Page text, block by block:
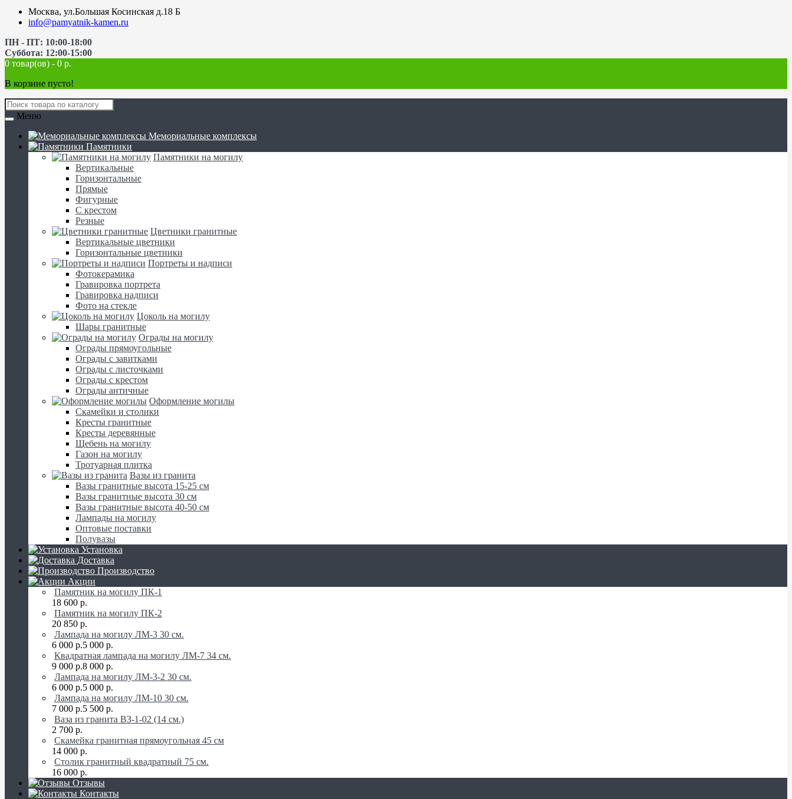
Москва, ул.Большая Косинская д.18 Б
info@pamyatnik-kamen.ru
ПН - ПТ: 10:00-18:00
Суббота: 12:00-15:00
0 товар(ов) - 0 р.
В корзине пусто!
Меню
Мемориальные комплексы
Памятники
Памятники на могилу
Вертикальные
Горизонтальные
Прямые
Фигурные
С крестом
Резные
Цветники гранитные
Вертикальные цветники
Горизонтальные цветники
Портреты и надписи
Фотокерамика
Гравировка портрета
Гравировка надписи
Фото на стекле
Цоколь на могилу
Шары гранитные
Ограды на могилу
Ограды прямоугольные
Ограды с завитками
Ограды с листочками
Ограды с крестом
Ограды античные
Оформление могилы
Скамейки и столики
Кресты гранитные
Кресты деревянные
Щебень на могилу
Газон на могилу
Тротуарная плитка
Вазы из гранита
Вазы гранитные высота 15-25 см
Вазы гранитные высота 30 см
Вазы гранитные высота 40-50 см
Лампады на могилу
Оптовые поставки
Полувазы
Установка
Доставка
Производство
Акции
Памятник на могилу ПК-1
18 600 р.
Памятник на могилу ПК-2
20 850 р.
Лампада на могилу ЛМ-3 30 см.
6 000 р.5 000 р.
Квадратная лампада на могилу ЛМ-7 34 см.
9 000 р.8 000 р.
Лампада на могилу ЛМ-3-2 30 см.
6 000 р.5 000 р.
Лампада на могилу ЛМ-10 30 см.
7 000 р.5 500 р.
Ваза из гранита ВЗ-1-02 (14 см.)
2 700 р.
Скамейка гранитная прямоугольная 45 см
14 000 р.
Столик гранитный квадратный 75 см.
16 000 р.
Отзывы
Контакты